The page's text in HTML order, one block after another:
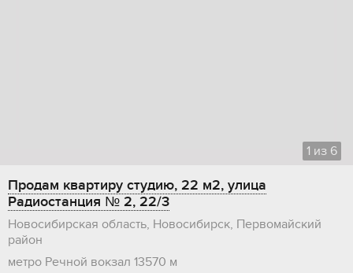
1 из 6
Продам квартиру студию, 22 м2, улица
Радиостанция № 2, 22/3
Новосибирская область, Новосибирск, Первомайский
район
метро Речной вокзал 13570 м